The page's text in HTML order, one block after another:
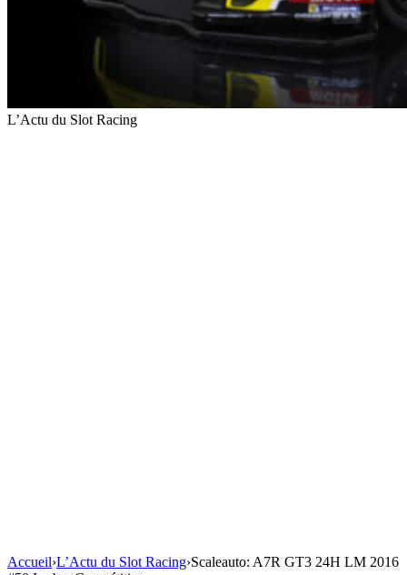
L’Actu du Slot Racing
Accueil›L’Actu du Slot Racing›Scaleauto: A7R GT3 24H LM 2016